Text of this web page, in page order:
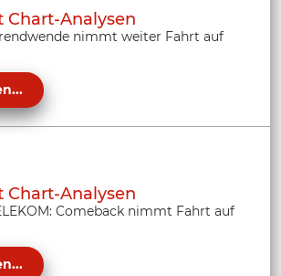
Chart-Analysen
nimmt weiter Fahrt auf
Chart-Analysen
Comeback nimmt Fahrt auf